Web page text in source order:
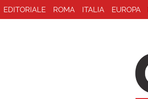
EDITORIALE ROMA ITALIA EUROPA